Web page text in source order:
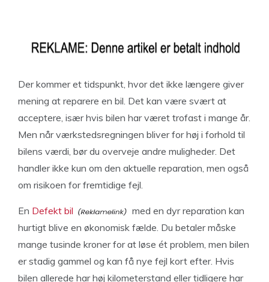
Der kommer et tidspunkt, hvor det ikke længere giver
mening at reparere en bil. Det kan være svært at
acceptere, især hvis bilen har været trofast i mange år.
Men når værkstedsregningen bliver for høj i forhold til
bilens værdi, bør du overveje andre muligheder. Det
handler ikke kun om den aktuelle reparation, men også
om risikoen for fremtidige fejl.
En Defekt bil
med en dyr reparation kan
hurtigt blive en økonomisk fælde. Du betaler måske
mange tusinde kroner for at løse ét problem, men bilen
er stadig gammel og kan få nye fejl kort efter. Hvis
bilen allerede har høj kilometerstand eller tidligere har